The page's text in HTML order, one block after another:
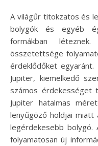
A világűr titokzatos és lenyűgöző helyszín, ahol a csillagok,
bolygók és egyéb
formákban
összetettsége
érdeklődőket
Jupiter, kiemelkedő
számos érdekességet
Jupiter hatalmas
lenyűgöző holdjai miatt
legérdekesebb bolygó.
folyamatosan új